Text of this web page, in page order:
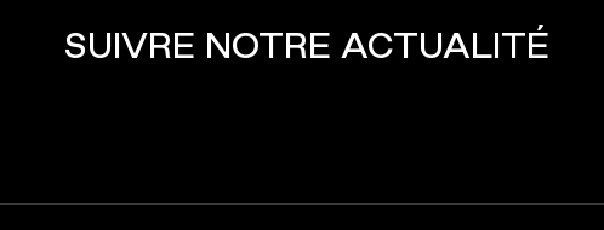
SUIVRE NOTRE ACTUALITÉ